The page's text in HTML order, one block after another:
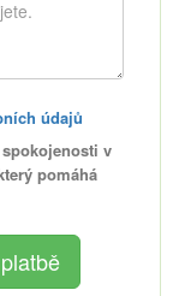
údajů
v
pomáhá